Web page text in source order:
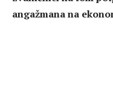
angažmana na